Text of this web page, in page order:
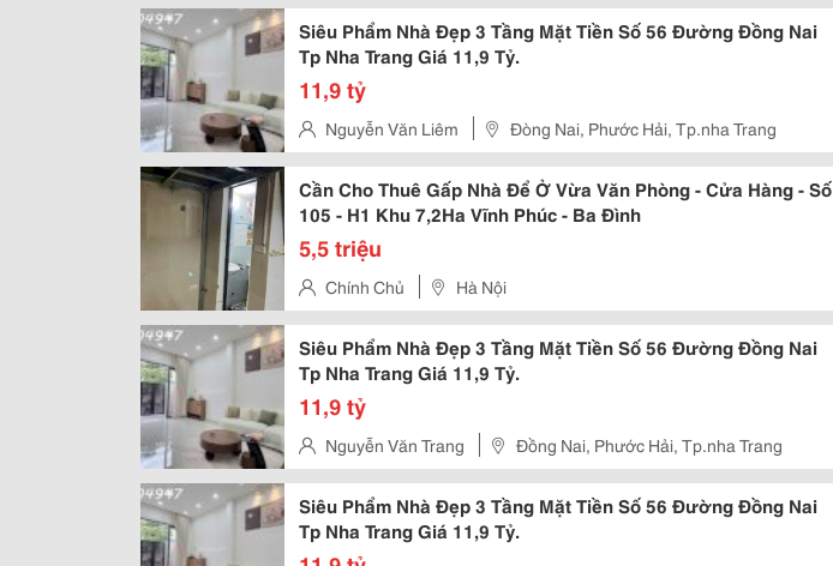
Siêu Phẩm Nhà Đẹp 3 Tầng Mặt Tiền Số 56 Đường Đồng Nai
Tp Nha Trang Giá 11,9 Tỷ.
11,9 tỷ
Nguyễn Văn Liêm Đòng Nai, Phước Hải, Tp.nha Trang
Cần Cho Thuê Gấp Nhà Để Ở Vừa Văn Phòng - Cửa Hàng - Số
105 - H1 Khu 7,2Ha Vĩnh Phúc - Ba Đình
5,5 triệu
Chính Chủ Hà Nội
Siêu Phẩm Nhà Đẹp 3 Tầng Mặt Tiền Số 56 Đường Đồng Nai
Tp Nha Trang Giá 11,9 Tỷ.
11,9 tỷ
Nguyễn Văn Trang Đồng Nai, Phước Hải, Tp.nha Trang
Siêu Phẩm Nhà Đẹp 3 Tầng Mặt Tiền Số 56 Đường Đồng Nai
Tp Nha Trang Giá 11,9 Tỷ.